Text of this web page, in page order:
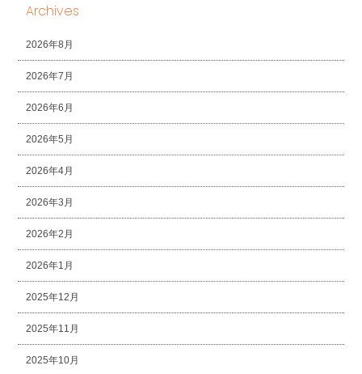
Archives
2026年8月
2026年7月
2026年6月
2026年5月
2026年4月
2026年3月
2026年2月
2026年1月
2025年12月
2025年11月
2025年10月